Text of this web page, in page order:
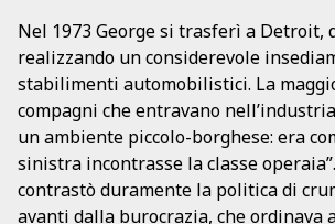
Nel 1973 George si trasferì a Detroit,
realizzando un considerevole
stabilimenti automobilistici. La
compagni che entravano
un ambiente piccolo-borghese: era
sinistra incontrasse la classe
contrastò duramente la politica di
avanti dalla burocrazia, che